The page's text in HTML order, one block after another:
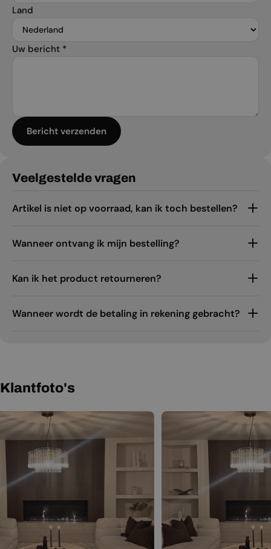
Land
Uw bericht *
Bericht verzenden
Veelgestelde vragen
Artikel is niet op voorraad, kan ik toch bestellen?
Wanneer ontvang ik mijn bestelling?
Kan ik het product retourneren?
Wanneer wordt de betaling in rekening gebracht?
Klantfoto's